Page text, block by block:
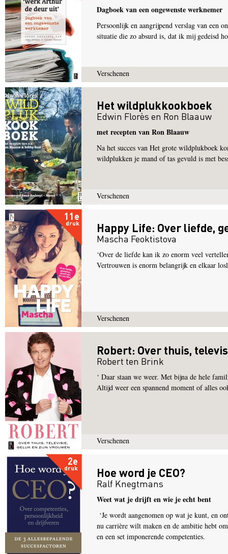
Dagboek van een ongewenste werknemer
Persoonlijk en aangrijpend verslag van een
situatie die zo absurd is, dat ik mij gedeisd
Verschenen
Het wildplukkookboek
Edwin Florès en Ron Blaauw
met recepten van Ron Blaauw
Na het succes van Het grote wildplukboek
wildplukken je mand of tas gevuld is met
Verschenen
11e
druk Happy Life: Over liefde,
Mascha Feoktistova
‘Over de liefde kan ik zo enorm veel
Vertrouwen is enorm belangrijk en elkaar
Verschenen
Robert: Over thuis,
Robert ten Brink
‘ Daar staan we weer. Met bijna de hele
Altijd weer een spannend moment of alles
Verschenen
2e
druk Hoe word je CEO?
Ralf Knegtmans
Weet wat je drijft en wie je echt bent
‘Je wordt aangenomen op wat je kunt, en
nu carrière wilt maken en de ambitie hebt
en een set imponerende competenties.